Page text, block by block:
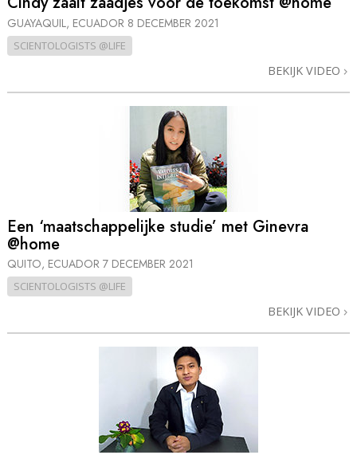
GUAYAQUIL, ECUADOR 8 DECEMBER 2021
SCIENTOLOGISTS @LIFE
BEKIJK VIDEO
Een ‘maatschappelijke studie’ met Ginevra
@home
QUITO, ECUADOR 7 DECEMBER 2021
SCIENTOLOGISTS @LIFE
BEKIJK VIDEO